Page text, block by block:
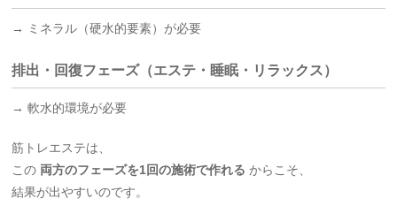
→ ミネラル（硬水的要素）が必要
排出・回復フェーズ（エステ・睡眠・リラックス）
→ 軟水的環境が必要
筋トレエステは、
この 両方のフェーズを1回の施術で作れる からこそ、
結果が出やすいのです。